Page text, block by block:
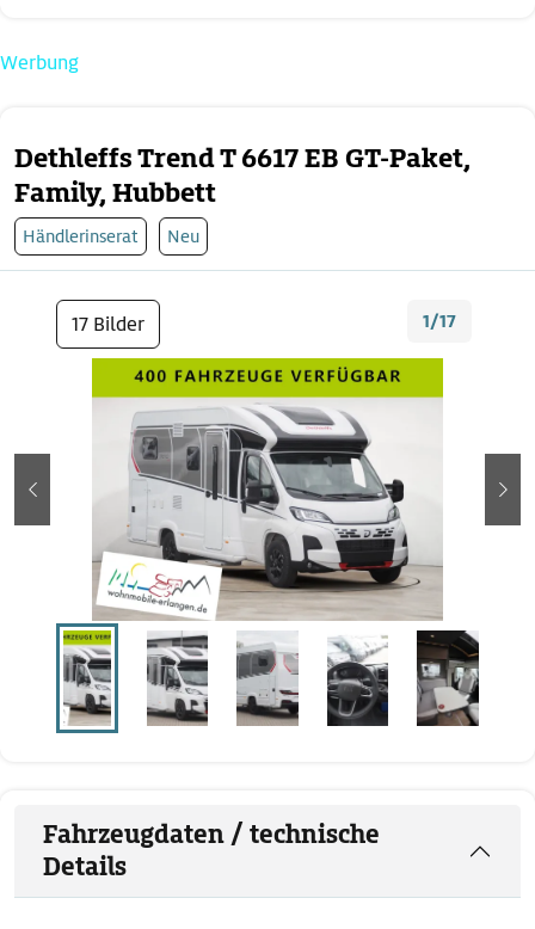
Dethleffs Trend T 6617 EB GT-Paket,
Family, Hubbett
Händlerinserat Neu
17 Bilder 1/17
zurück
Fahrzeugdaten / technische
Details
Werbung